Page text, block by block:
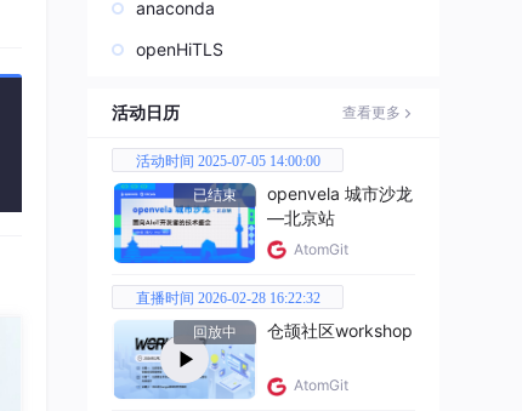
anaconda
openHiTLS
活动日历 查看更多
活动时间 2025-07-05 14:00:00
已结束
openvela 城市沙龙
—北京站
AtomGit
直播时间 2026-02-28 16:22:32
回放中
仓颉社区workshop
AtomGit